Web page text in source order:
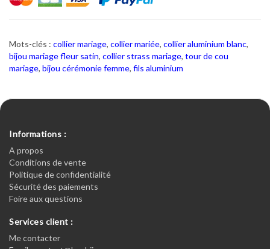
Mots-clés : collier mariage, collier mariée, collier aluminium blanc,
bijou mariage fleur satin, collier strass mariage, tour de cou
mariage, bijou cérémonie femme, fils aluminium
Informations :
A propos
Conditions de vente
Politique de confidentialité
Sécurité des paiements
Foire aux questions
Services client :
Me contacter